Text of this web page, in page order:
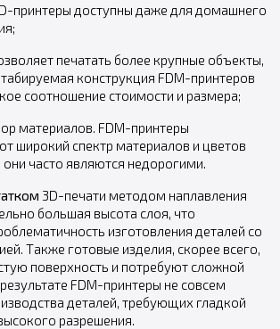
принтеры доступны даже для домашнего
печатать более крупные объекты,
конструкция FDM-принтеров
соотношение стоимости и размера;
материалов. FDM-принтеры
широкий спектр материалов и цветов
часто являются недорогими.
3D-печати методом наплавления
большая высота слоя, что
изготовления деталей со
Также готовые изделия, скорее всего,
поверхность и потребуют сложной
FDM-принтеры не совсем
деталей, требующих гладкой
разрешения.